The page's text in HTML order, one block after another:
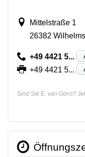
Mittelstraße 1
26382
+49 4421 5...
+49 4421 5...
Sind Sie E. van Göns?